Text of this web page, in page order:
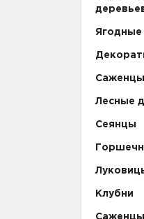
Ягодные
Саженцы
Лесные
Сеянцы
Клубни
Саженцы